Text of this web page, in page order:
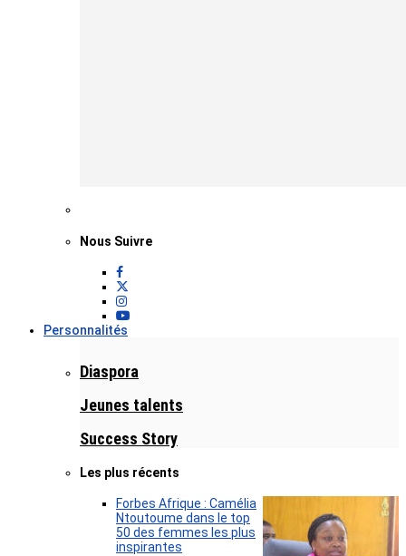
Nous Suivre
Personnalités
Diaspora
Jeunes talents
Success Story
Les plus récents
Forbes Afrique : Camélia
Ntoutoume dans le top
50 des femmes les plus
inspirantes